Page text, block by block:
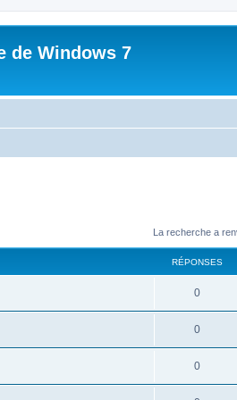
de Windows 7
La recherche a
RÉPONSES
0R
é
o
n
0R
é
0R
é